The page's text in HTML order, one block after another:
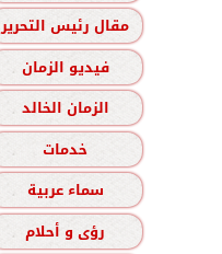
مقال رئيس التحرير
فيديو الزمان
الزمان الخالد
خدمات
سماء عربية
رؤى و أحلام